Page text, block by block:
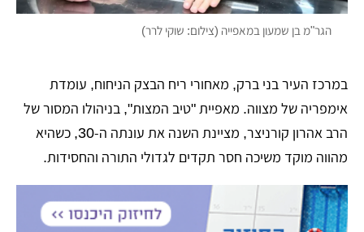
הגר"מ בן שמעון במאפייה (צילום: שוקי לרר)
במרכז העיר בני ברק, מאחורי ריח הבצק הניחוח, עומדת
אימפריה של מצווה. מאפיית "טיב המצות", בניהולו המסור של
הרב אהרון קורניצר, מציינת השנה את עונתה ה-30, כשהיא
מהווה מוקד משיכה חסר תקדים לגדולי התורה והחסידות.